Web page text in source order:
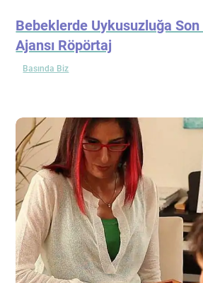
Bebeklerde Uykusuzluğa
Ajansı Röpörtaj
Basında Biz